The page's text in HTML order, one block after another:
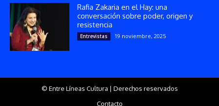
Rafia Zakaria en el Hay: una
conversación sobre poder, origen y
resistencia
Entrevistas 19 noviembre, 2025
© Entre Líneas Cultura | Derechos reservados
Contacto